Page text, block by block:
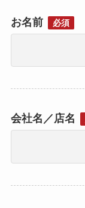
お名前 必須
会社名／店名